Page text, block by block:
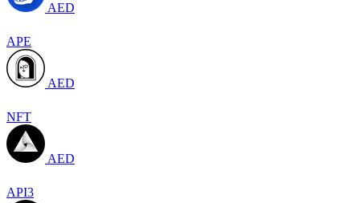
AED
APE
AED
NFT
AED
API3